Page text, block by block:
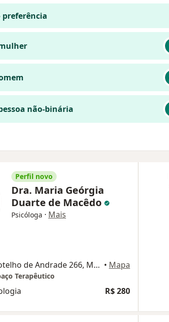
não-binária
Perfil novo
Dra. Maria Geórgia
Duarte de Macêdo
Psicóloga · Mais
Rua Valério Botelho de Andrade 266, Manaus • Mapa
Terapêutico
R$ 280